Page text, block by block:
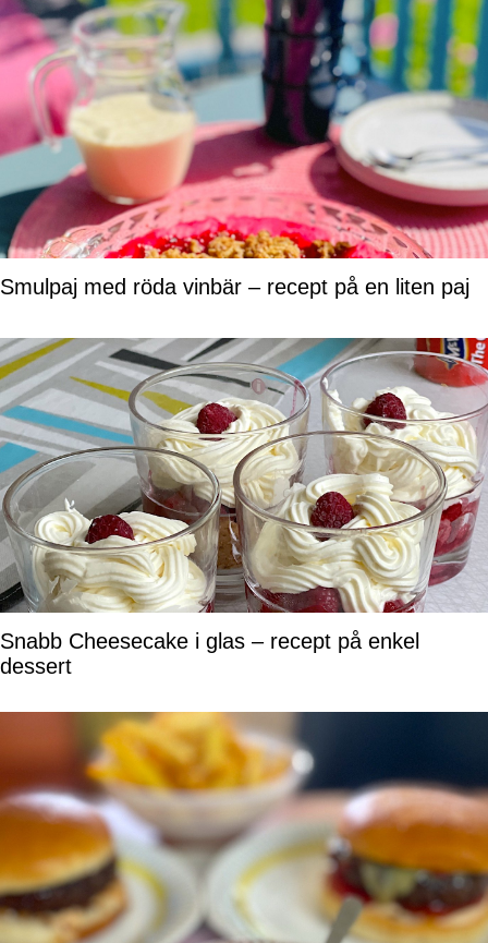
Smulpaj med röda vinbär – recept på en liten paj
Snabb Cheesecake i glas – recept på enkel
dessert